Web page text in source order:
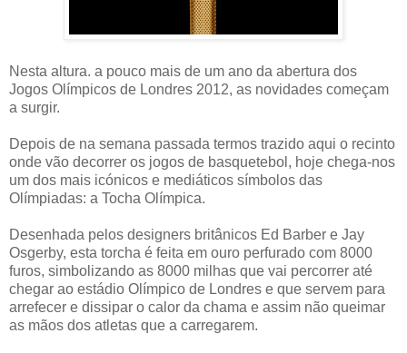
Nesta altura. a pouco mais de um ano da abertura dos
Jogos Olímpicos de Londres 2012, as novidades começam
a surgir.
Depois de na semana passada termos trazido aqui o recinto
onde vão decorrer os jogos de basquetebol, hoje chega-nos
um dos mais icónicos e mediáticos símbolos das
Olímpiadas: a Tocha Olímpica.
Desenhada pelos designers britânicos Ed Barber e Jay
Osgerby, esta torcha é feita em ouro perfurado com 8000
furos, simbolizando as 8000 milhas que vai percorrer até
chegar ao estádio Olímpico de Londres e que servem para
arrefecer e dissipar o calor da chama e assim não queimar
as mãos dos atletas que a carregarem.